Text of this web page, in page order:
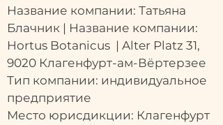
Название компании: Татьяна
Блачник | Название компании:
Hortus Botanicus | Alter Platz 31,
9020 Клагенфурт-ам-Вёртерзее
Тип компании: индивидуальное
предприятие
Место юрисдикции: Клагенфурт